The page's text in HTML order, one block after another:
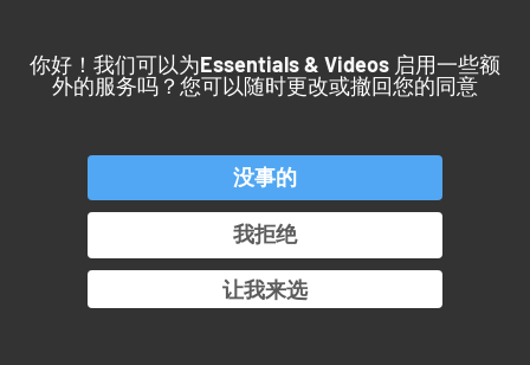
服务
行业
你好！我们可以为Essentials & Videos 启用一些额
外的服务吗？您可以随时更改或撤回您的同意
让我来选
我拒绝
没事的